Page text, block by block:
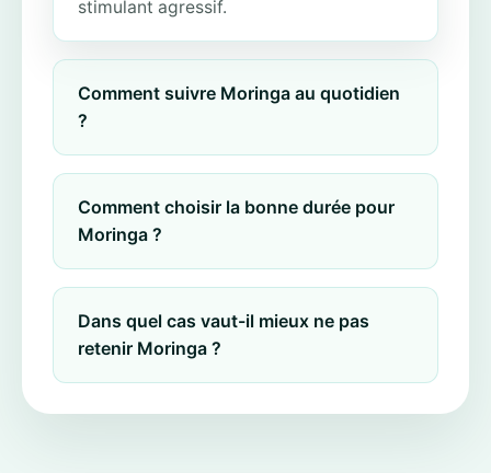
stimulant agressif.
Comment suivre Moringa au quotidien
?
Comment choisir la bonne durée pour
Moringa ?
Dans quel cas vaut-il mieux ne pas
retenir Moringa ?